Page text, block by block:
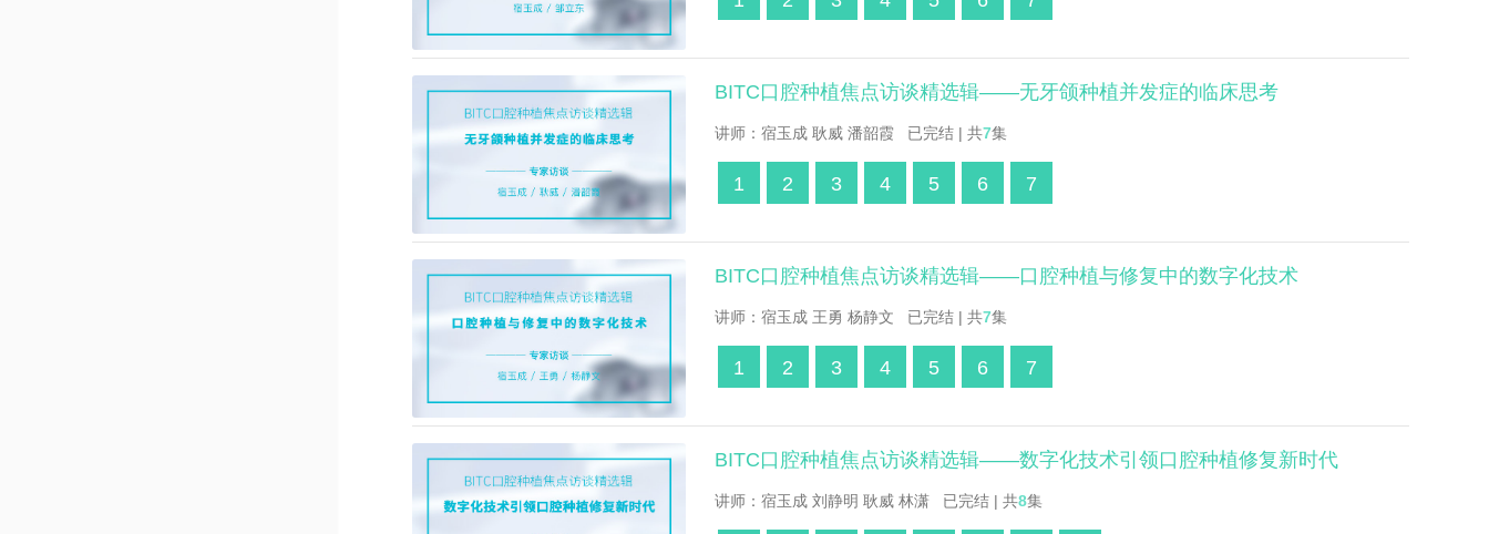
BITC口腔种植焦点访谈精选辑——无牙颌种植并发症的临床思考
讲师：宿玉成 耿威 潘韶霞 已完结 | 共7集
1 2 3 4 5 6 7
BITC口腔种植焦点访谈精选辑——口腔种植与修复中的数字化技术
讲师：宿玉成 王勇 杨静文 已完结 | 共7集
1 2 3 4 5 6 7
BITC口腔种植焦点访谈精选辑——数字化技术引领口腔种植修复新时代
讲师：宿玉成 刘静明 耿威 林潇 已完结 | 共8集